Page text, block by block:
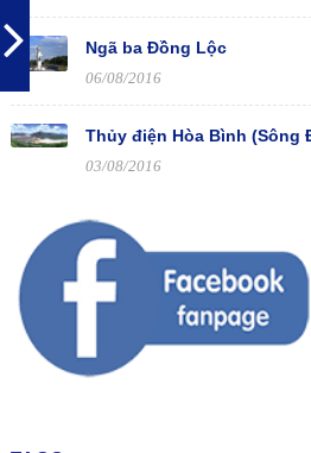
Ngã ba Đồng Lộc
06/08/2016
Thủy điện Hòa Bình
03/08/2016